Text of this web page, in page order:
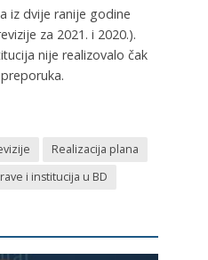
iz dvije ranije godine
za 2021. i 2020.).
nije realizovalo čak
Realizacija plana
i institucija u BD